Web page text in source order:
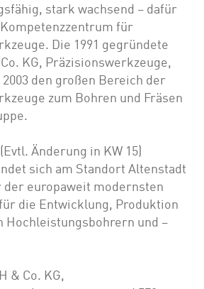
stark wachsend – dafür
für
Die 1991 gegründete
KG, Präzisionswerkzeuge,
den großen Bereich der
zum Bohren und Fräsen
Änderung in KW 15)
sich am Standort Altenstadt
europaweit modernsten
die Entwicklung, Produktion
Hochleistungsbohrern und –
& Co. KG,